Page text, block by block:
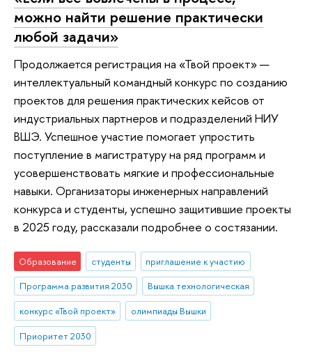
можно найти решение практически
любой задачи»
Продолжается регистрация на «Твой проект» —
интеллектуальный командный конкурс по созданию
проектов для решения практических кейсов от
индустриальных партнеров и подразделений НИУ
ВШЭ. Успешное участие помогает упростить
поступление в магистратуру на ряд программ и
усовершенствовать мягкие и профессиональные
навыки. Организаторы инженерных направлений
конкурса и студенты, успешно защитившие проекты
в 2025 году, рассказали подробнее о состязании.
Образование студенты
приглашение к участию
Программа развития 2030
Вышка технологическая
конкурс «Твой проект»
олимпиады Вышки
Приоритет 2030